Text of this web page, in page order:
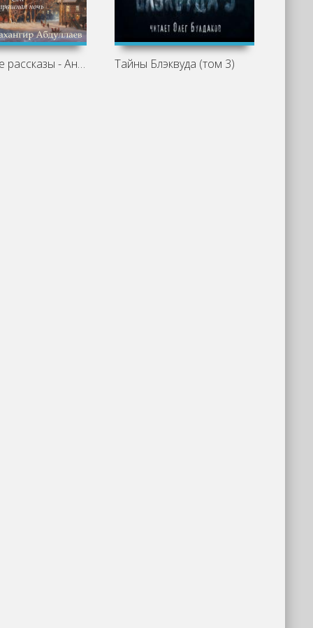
Святочные рассказы - Антон Чехов Тайны Блэквуда (том 3)